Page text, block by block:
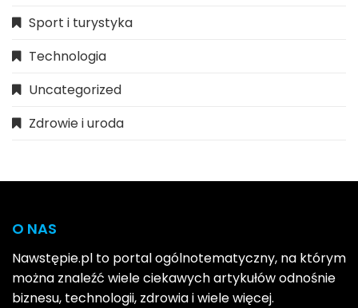
Sport i turystyka
Technologia
Uncategorized
Zdrowie i uroda
O NAS
Nawstępie.pl to portal ogólnotematyczny, na którym
można znaleźć wiele ciekawych artykułów odnośnie
biznesu, technologii, zdrowia i wiele więcej.